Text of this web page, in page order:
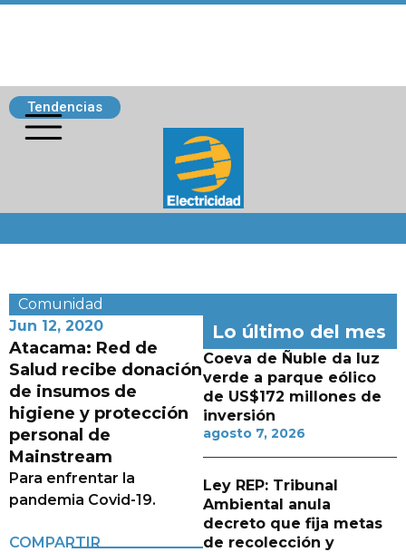
Tendencias
Comunidad
Jun 12, 2020
Atacama: Red de
Salud recibe donación
de insumos de
higiene y protección
personal de
Mainstream
Para enfrentar la
pandemia Covid-19.
COMPARTIR
Lo último del mes
Coeva de Ñuble da luz
verde a parque eólico
de US$172 millones de
inversión
agosto 7, 2026
Ley REP: Tribunal
Ambiental anula
decreto que fija metas
de recolección y